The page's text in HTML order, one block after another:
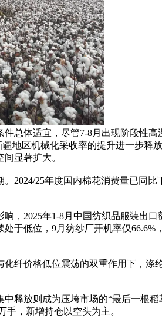
总体适宜，尽管7-8月出现阶段性
地区机械化采收率的提升进一步
显著扩大。
2024/25年度国内棉花消费量已同
，2025年1-8月中国纺织品服装出
于低位，9月纺纱厂开机率仅
纤价格低位震荡的双重作用下，
释放则成为压垮市场的“最后一根
手，新增持仓以空头为主。